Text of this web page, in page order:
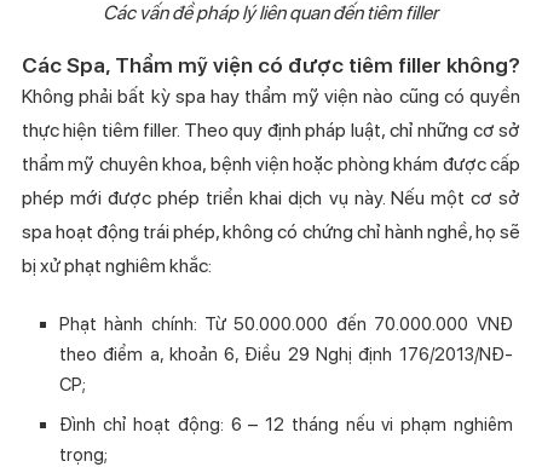
Các vấn đề pháp lý liên quan đến tiêm filler
Các Spa, Thẩm mỹ viện có được tiêm filler không?
Không phải bất kỳ spa hay thẩm mỹ viện nào cũng có quyền
thực hiện tiêm filler. Theo quy định pháp luật, chỉ những cơ sở
thẩm mỹ chuyên khoa, bệnh viện hoặc phòng khám được cấp
phép mới được phép triển khai dịch vụ này. Nếu một cơ sở
spa hoạt động trái phép, không có chứng chỉ hành nghề, họ sẽ
bị xử phạt nghiêm khắc:
Phạt hành chính: Từ 50.000.000 đến 70.000.000 VNĐ
theo điểm a, khoản 6, Điều 29 Nghị định 176/2013/NĐ-
CP;
Đình chỉ hoạt động: 6 – 12 tháng nếu vi phạm nghiêm
trọng;